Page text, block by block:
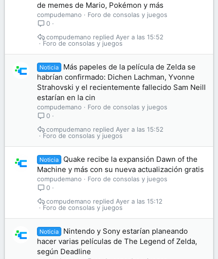
de memes de Mario, Pokémon y más
compudemano
Foro de consolas y juegos
0
Foro de consolas y juegos
Ayer a las 15:52
compudemano
Noticia
Más papeles de la película de Zelda se
habrían confirmado: Dichen Lachman, Yvonne
Strahovski y el recientemente fallecido Sam Neill
estarían en la cin
compudemano
Foro de consolas y juegos
0
Foro de consolas y juegos
Ayer a las 15:52
compudemano
Noticia
Quake recibe la expansión Dawn of the
Machine y más con su nueva actualización gratis
compudemano
Foro de consolas y juegos
0
Foro de consolas y juegos
Ayer a las 15:12
compudemano
Noticia
Nintendo y Sony estarían planeando
hacer varias películas de The Legend of Zelda,
según Deadline